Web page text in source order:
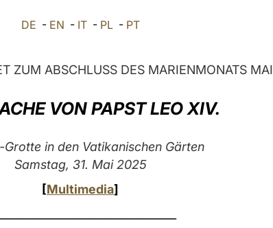
DE - EN - IT- PL- PT
ZUM ABSCHLUSS DES MARIENMONATS MAI
VON PAPST LEO XIV.
Grotte in den Vatikanischen Gärten
Samstag, 31. Mai 2025
[Multimedia]